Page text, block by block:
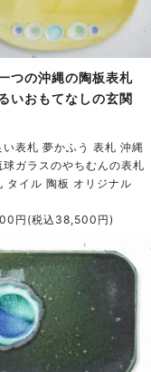
つの沖縄の陶板表札
いおもてなしの玄関
い表札 夢かふう 表札 沖縄
球ガラスのやちむんの表札
タイル 陶板 オリジナル
円(税込38,500円)